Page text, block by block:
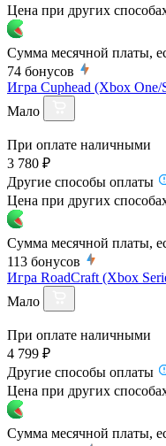
Цена при других
Сумма месячной платы,
74 бонусов
Игра Cuphead (Xbox One/
Мало
При оплате наличными
3 780 ₽
Другие способы оплаты
Цена при других
Сумма месячной платы,
113 бонусов
Игра RoadCraft (Xbox
Мало
При оплате наличными
4 799 ₽
Другие способы оплаты
Цена при других
Сумма месячной платы,